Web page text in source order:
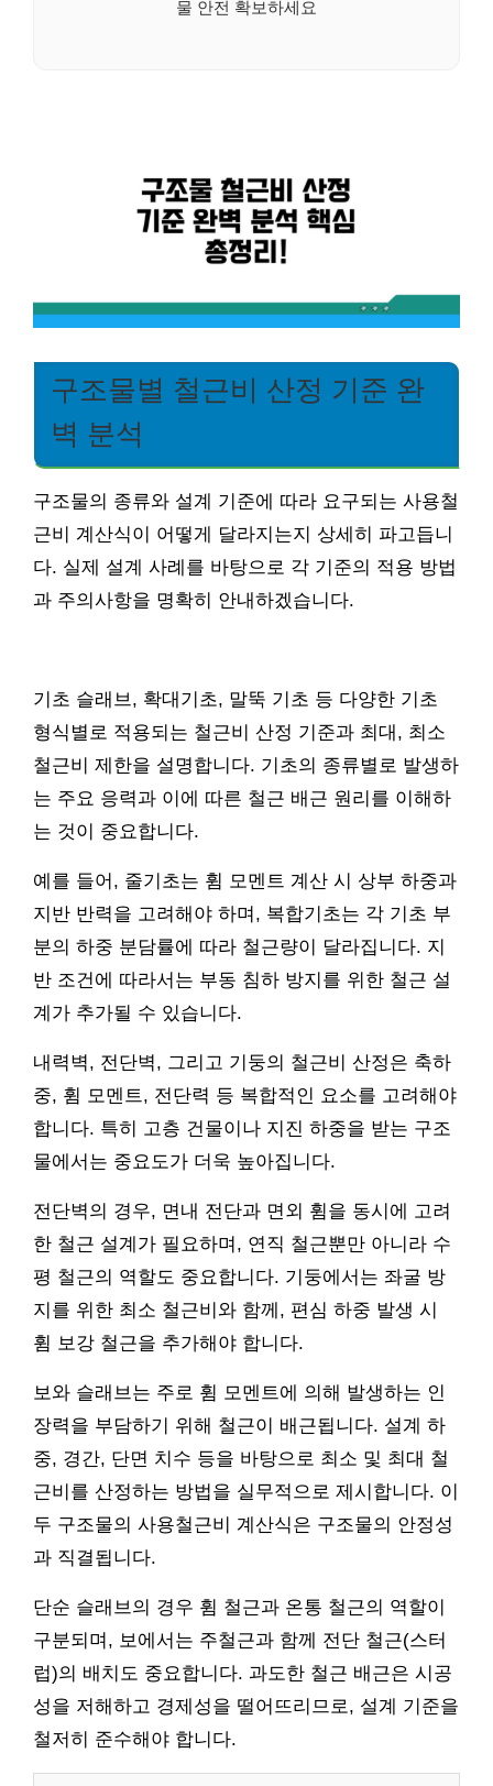
물 안전 확보하세요
구조물별 철근비 산정 기준 완
벽 분석
구조물의 종류와 설계 기준에 따라 요구되는 사용철
근비 계산식이 어떻게 달라지는지 상세히 파고듭니
다. 실제 설계 사례를 바탕으로 각 기준의 적용 방법
과 주의사항을 명확히 안내하겠습니다.
기초 슬래브, 확대기초, 말뚝 기초 등 다양한 기초
형식별로 적용되는 철근비 산정 기준과 최대, 최소
철근비 제한을 설명합니다. 기초의 종류별로 발생하
는 주요 응력과 이에 따른 철근 배근 원리를 이해하
는 것이 중요합니다.
예를 들어, 줄기초는 휨 모멘트 계산 시 상부 하중과
지반 반력을 고려해야 하며, 복합기초는 각 기초 부
분의 하중 분담률에 따라 철근량이 달라집니다. 지
반 조건에 따라서는 부동 침하 방지를 위한 철근 설
계가 추가될 수 있습니다.
내력벽, 전단벽, 그리고 기둥의 철근비 산정은 축하
중, 휨 모멘트, 전단력 등 복합적인 요소를 고려해야
합니다. 특히 고층 건물이나 지진 하중을 받는 구조
물에서는 중요도가 더욱 높아집니다.
전단벽의 경우, 면내 전단과 면외 휨을 동시에 고려
한 철근 설계가 필요하며, 연직 철근뿐만 아니라 수
평 철근의 역할도 중요합니다. 기둥에서는 좌굴 방
지를 위한 최소 철근비와 함께, 편심 하중 발생 시
휨 보강 철근을 추가해야 합니다.
보와 슬래브는 주로 휨 모멘트에 의해 발생하는 인
장력을 부담하기 위해 철근이 배근됩니다. 설계 하
중, 경간, 단면 치수 등을 바탕으로 최소 및 최대 철
근비를 산정하는 방법을 실무적으로 제시합니다. 이
두 구조물의 사용철근비 계산식은 구조물의 안정성
과 직결됩니다.
단순 슬래브의 경우 휨 철근과 온통 철근의 역할이
구분되며, 보에서는 주철근과 함께 전단 철근(스터
럽)의 배치도 중요합니다. 과도한 철근 배근은 시공
성을 저해하고 경제성을 떨어뜨리므로, 설계 기준을
철저히 준수해야 합니다.